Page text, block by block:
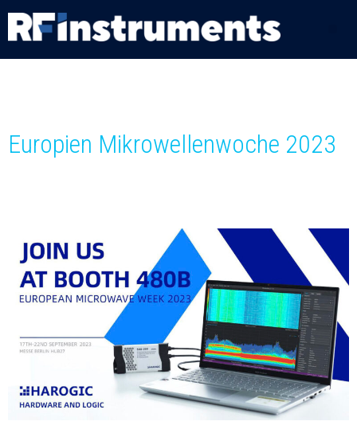
Europien Mikrowellenwoche 2023